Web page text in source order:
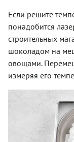
Если решите
понадобится
строительных
шоколадом на
овощами.
измеряя его